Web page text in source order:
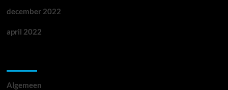
december 2022
april 2022
Algemeen